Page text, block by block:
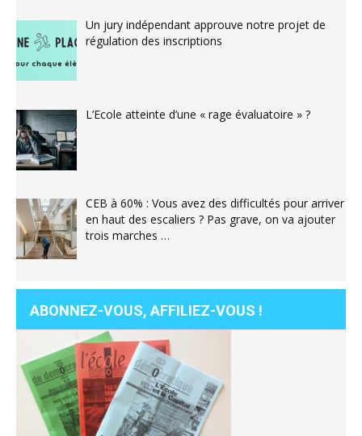
Un jury indépendant approuve notre projet de
régulation des inscriptions
L’Ecole atteinte d’une « rage évaluatoire » ?
CEB à 60% : Vous avez des difficultés pour arriver
en haut des escaliers ? Pas grave, on va ajouter
trois marches …
ABONNEZ-VOUS, AFFILIEZ-VOUS !